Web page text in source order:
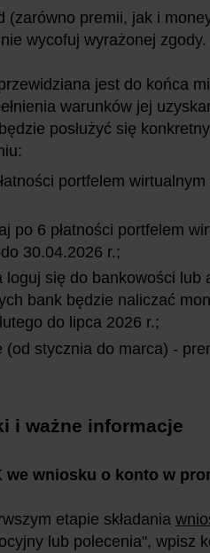
(zarówno premii, jak i
wycofuj wyrażonej zgody.
jest do końca
warunków jej
posłużyć się
portfelem
po 6 płatności portfelem
30.04.2026 r.;
loguj się do bankowości lub
bank będzie naliczać
do lipca 2026 r.;
stycznia do marca) -
i ważne informacje
we wniosku o konto w
etapie składania
lub polecenia", wpisz